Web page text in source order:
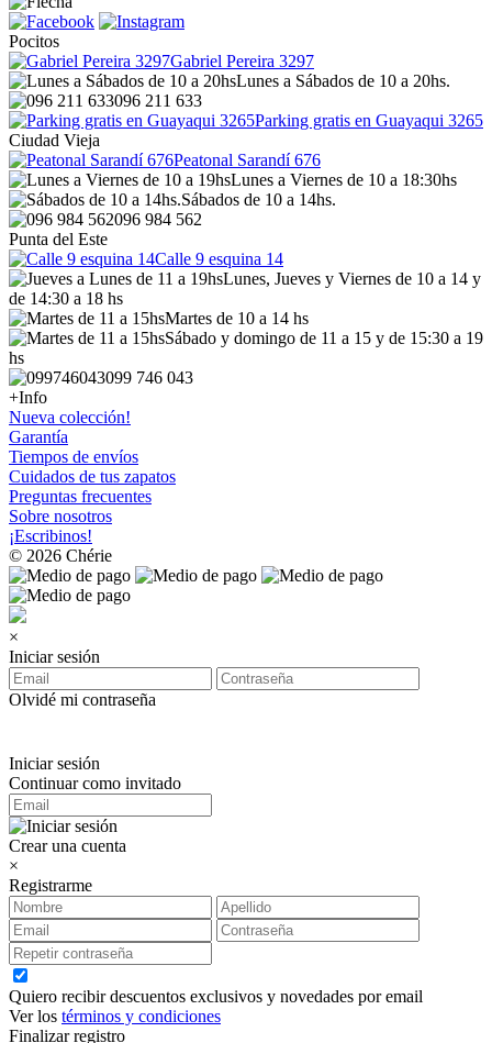
Pocitos
Gabriel Pereira 3297
Lunes a Sábados de 10 a 20hs.
096 211 633
Parking gratis en Guayaqui 3265
Ciudad Vieja
Peatonal Sarandí 676
Lunes a Viernes de 10 a 18:30hs
Sábados de 10 a 14hs.
096 984 562
Punta del Este
Calle 9 esquina 14
Lunes, Jueves y Viernes de 10 a 14 y
de 14:30 a 18 hs
Martes de 10 a 14 hs
Sábado y domingo de 11 a 15 y de 15:30 a 19
hs
099 746 043
+Info
Nueva colección!
Garantía
Tiempos de envíos
Cuidados de tus zapatos
Preguntas frecuentes
Sobre nosotros
¡Escribinos!
© 2026 Chérie
×
Iniciar sesión
Olvidé mi contraseña
Iniciar sesión
Continuar como invitado
Crear una cuenta
×
Registrarme
Quiero recibir descuentos exclusivos y novedades por email
Ver los términos y condiciones
Finalizar registro